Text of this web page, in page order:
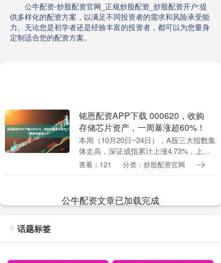
公牛配资-炒股配资官网_正规炒股配资_炒股配资开户:提
供多样化的配资方案，以满足不同投资者的需求和风险承受能
力。无论您是初学者还是经验丰富的投资者，都可以为您量身
定制适合您的配资方案。
铭恩配资APP下载 000620，收购
存储芯片资产，一周暴涨超60%！
本周（10月20日~24日），A股三大指数集
体走高，深证成指累计上涨4.73%，上证
指数累计上涨2.88%，创业板指累计上涨
查看：121 分类：炒股配资官网
公牛配资文章已加载完成
话题标签